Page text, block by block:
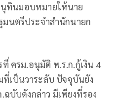
นุทินมอบหมายให้นาย
นตรีประจำสำนักนายก
ครม.อนุมัติ พ.ร.ก.กู้เงิน 4
เป็นวาระลับ ปัจจุบันยัง
ฉบับดังกล่าว มีเพียงที่รอง